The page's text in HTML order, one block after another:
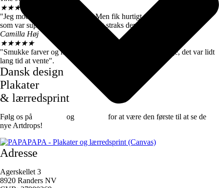
★★★
"Jeg modtog en forkert plakat. Men fik hurtigt talt med kundeservice
som var super søde og sendte mig straks den rigtige".
Camilla Høj
★★★★★
"Smukke farver og motiver, de kom dog først efter 7 dage, det var lidt
lang tid at vente".
Dansk design
Plakater
& lærredsprint
Følg os på og
for at være den første til at se de
nye Artdrops!
Adresse
Agerskellet 3
8920 Randers NV